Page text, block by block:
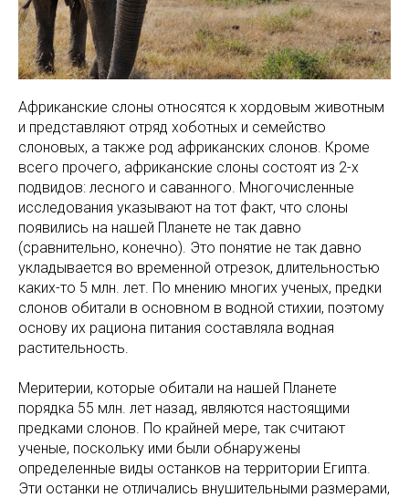
Африканские слоны относятся к хордовым животным
и представляют отряд хоботных и семейство
слоновых, а также род африканских слонов. Кроме
всего прочего, африканские слоны состоят из 2-х
подвидов: лесного и саванного. Многочисленные
исследования указывают на тот факт, что слоны
появились на нашей Планете не так давно
(сравнительно, конечно). Это понятие не так давно
укладывается во временной отрезок, длительностью
каких-то 5 млн. лет. По мнению многих ученых, предки
слонов обитали в основном в водной стихии, поэтому
основу их рациона питания составляла водная
растительность.
Меритерии, которые обитали на нашей Планете
порядка 55 млн. лет назад, являются настоящими
предками слонов. По крайней мере, так считают
ученые, поскольку ими были обнаружены
определенные виды останков на территории Египта.
Эти останки не отличались внушительными размерами,